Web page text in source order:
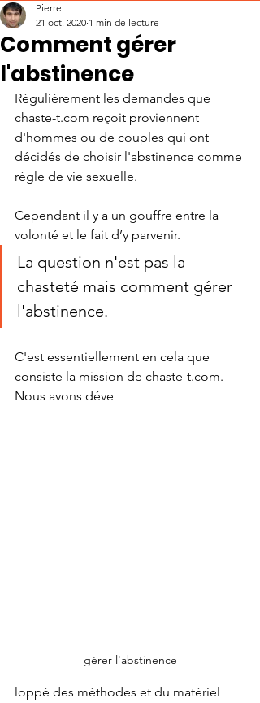
Comment gérer
l'abstinence
Pierre
21 oct. 2020 1 min de lecture
Régulièrement les demandes que
chaste-t.com reçoit proviennent
d'hommes ou de couples qui ont
décidés de choisir l'abstinence comme
règle de vie sexuelle.
Cependant il y a un gouffre entre la
volonté et le fait d’y parvenir.
La question n'est pas la
chasteté mais comment gérer
l'abstinence.
C'est essentiellement en cela que
consiste la mission de chaste-t.com.
Nous avons déve
gérer l'abstinence
loppé des méthodes et du matériel